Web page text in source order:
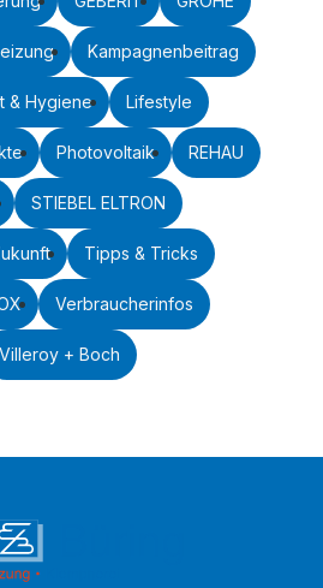
Kampagnenbeitrag
& Hygiene Lifestyle
Photovoltaik REHAU
STIEBEL ELTRON
Tipps & Tricks
Verbraucherinfos
Villeroy + Boch